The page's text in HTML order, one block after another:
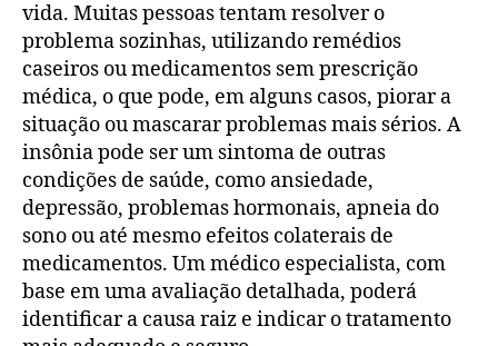
vida. Muitas pessoas tentam resolver o
problema sozinhas, utilizando remédios
caseiros ou medicamentos sem prescrição
médica, o que pode, em alguns casos, piorar a
situação ou mascarar problemas mais sérios. A
insônia pode ser um sintoma de outras
condições de saúde, como ansiedade,
depressão, problemas hormonais, apneia do
sono ou até mesmo efeitos colaterais de
medicamentos. Um médico especialista, com
base em uma avaliação detalhada, poderá
identificar a causa raiz e indicar o tratamento